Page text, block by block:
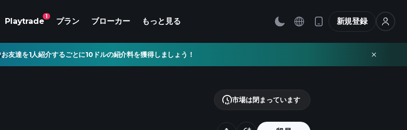
Playtrade
1
プラン ブローカー もっと見る 新規登録
お友達を1人紹介するごとに10ドルの紹介料を獲得しましょう！
市場は閉まっています